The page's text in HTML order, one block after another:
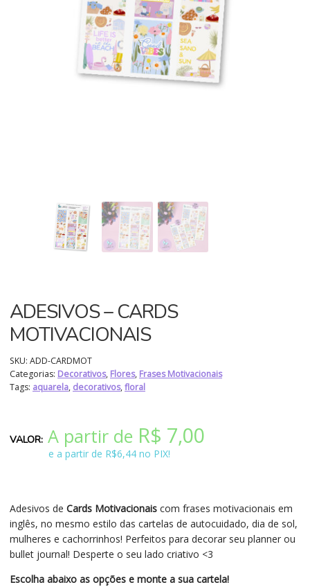
ADESIVOS – CARDS
MOTIVACIONAIS
Adesivos de Cards Motivacionais com frases motivacionais em
inglês, no mesmo estilo das cartelas de autocuidado, dia de sol,
mulheres e cachorrinhos! Perfeitos para decorar seu planner ou
bullet journal! Desperte o seu lado criativo <3
Escolha abaixo as opções e monte a sua cartela!
SKU: ADD-CARDMOT
Categorias: Decorativos, Flores, Frases Motivacionais
Tags: aquarela, decorativos,floral
A partir de R$ 7,00
e a partir de R$6,44 no PIX!